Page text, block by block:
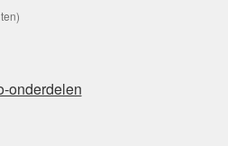
onderdelen